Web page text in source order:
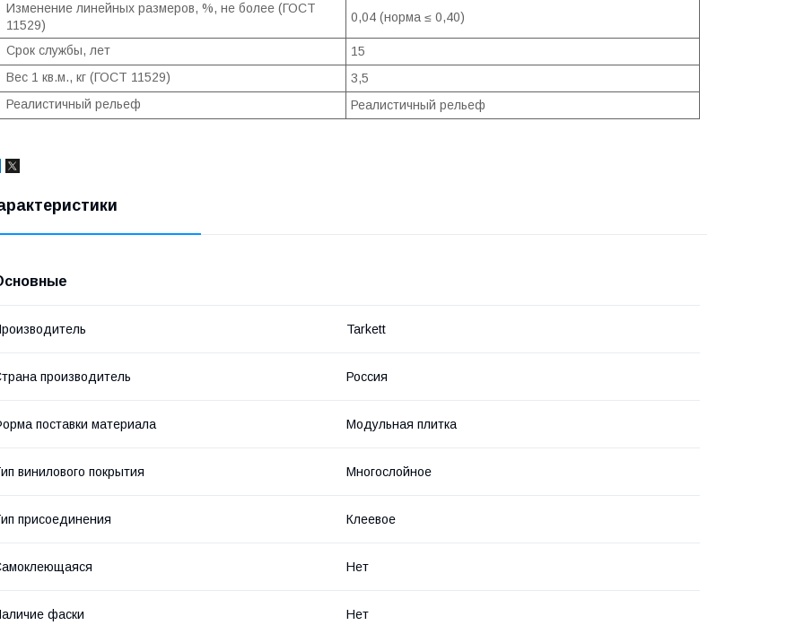
Изменение линейных размеров, %, не более (ГОСТ
11529)
0,04 (норма ≤ 0,40)
Срок службы, лет
15
Вес 1 кв.м., кг (ГОСТ 11529)
3,5
Реалистичный рельеф
Реалистичный рельеф
Tarkett
производитель Россия
поставки материала Модульная плитка
винилового покрытия Многослойное
присоединения Клеевое
Нет
фаски Нет